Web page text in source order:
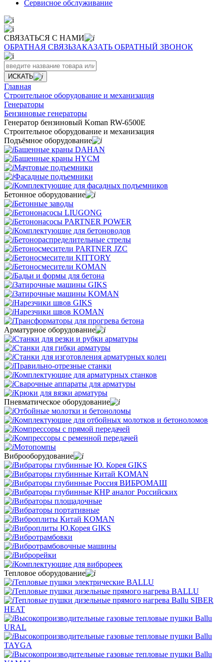
Сервисное обслуживание
СВЯЗАТЬСЯ С НАМИ
ОБРАТНАЯ СВЯЗЬЗАКАЗАТЬ ОБРАТНЫЙ ЗВОНОК
ИСКАТЬ
Главная
Строительное оборудование и механизация
Генераторы
Бензиновые генераторы
Генератор бензиновый Koman RW-6500E
Строительное оборудование и механизация
Подъёмное оборудование
Башенные краны DAHAN
Башенные краны HYCM
Мачтовые подъемники
Фасадные подъемники
Комплектующие для фасадных подъемников
Бетонное оборудование
Бетонные заводы
Бетононасосы LIUGONG
Бетононасосы PARTNER POWER
Комплектующие для бетоноводов
Бетонораспределительные стрелы
Бетоносмесители PARTNER JZC
Бетоносмесители KITTORY
Бетоносмесители KOMAN
Бадьи и формы для бетона
Затирочные машины GIKS
Затирочные машины KOMAN
Нарезчики швов GIKS
Нарезчики швов KOMAN
Трансформаторы для прогрева бетона
Арматурное оборудование
Станки для резки и рубки арматуры
Станки для гибки арматуры
Станки для изготовления арматурных колец
Правильно-отрезные станки
Комплектующие для арматурных станков
Сварочные аппараты для арматуры
Крюки для вязки арматуры
Пневматическое оборудование
Отбойные молотки и бетоноломы
Комплектующие для отбойных молотков и бетоноломов
Компрессоры с прямой передачей
Компрессоры с ременной передачей
Мотопомпы
Виброоборудование
Вибраторы глубинные Ю. Корея GIKS
Вибраторы глубинные Китай KOMAN
Вибраторы глубинные Россия ВИБРОМАШ
Вибраторы глубинные КНР аналог Российских
Вибраторы площадочные
Вибраторы портативные
Виброплиты Китай KOMAN
Виброплиты Ю.Корея GIKS
Вибротрамбовки
Вибротрамбовочные машины
Виброрейки
Комплектующие для виброреек
Тепловое оборудование
Тепловые пушки электрические BALLU
Тепловые пушки дизельные прямого нагрева BALLU
Тепловые пушки дизельные прямого нагрева Ballu SIBER
HEAT
Высокопроизводительные газовые тепловые пушки Ballu
URAL
Высокопроизводительные газовые тепловые пушки Ballu
TAYGA
Высокопроизводительные газовые тепловые пушки Ballu